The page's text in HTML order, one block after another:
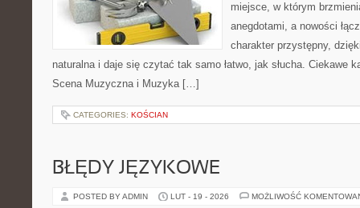
miejsce, w którym
anegdotami, a nowości
charakter przystępny,
naturalna i daje się czytać tak samo łatwo, jak słucha. Ciekawe
Scena Muzyczna i Muzyka […]
CATEGORIES: KOŚCIAN
BŁĘDY JĘZYKOWE
POSTED BY ADMIN LUT - 19 - 2026 MOŻLIWOŚĆ